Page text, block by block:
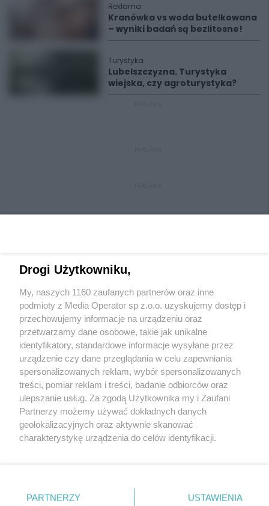
Reklama
Kranówka vs woda butelkowana
– wyniki badań są bezlitosne!
Turystyka
Lubelszczyzna. Turystyka
wiejska, czy agroturystyka?
Wydawca mediówlokalnych
Nie zapomnij
zapoznać się z:
polityką prywatności regulamin korzystania z portali
Twojemiasto
Piekary Śląskie
Chorzów
Tarnowskie Góry
Gliwice
Skontakuj sięz nami
Kontakt
Wydawca
Redakcja
Drogi Użytkowniku,
My, naszych 1160 zaufanych partnerów oraz inne
podmioty z Media Operator sp z.o.o. uzyskujemy dostęp i
przechowujemy informacje na urządzeniu oraz
przetwarzamy dane osobowe, takie jak unikalne
identyfikatory, standardowe informacje wysyłane przez
urządzenie czy dane przeglądania w celu zapewniania
spersonalizowanych reklam, wybór spersonalizowanych
treści, pomiar reklam i treści, badanie odbiorców oraz
ulepszanie usług. Za zgodą Użytkownika my i Zaufani
Partnerzy możemy używać dokładnych danych
geolokalizacyjnych oraz aktywnie skanować
charakterystykę urządzenia do celów identyfikacji.
zmienić/wycofać klikając przycisk ustawień prywatności
PARTNERZY USTAWIENIA